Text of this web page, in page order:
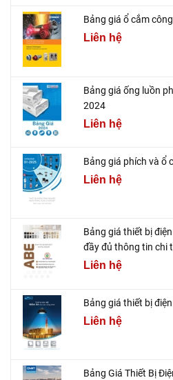
Bảng giá ổ cắm
Liên hệ
Bảng giá ống luồn
2024
Liên hệ
Bảng giá phích và ổ
Liên hệ
Bảng giá thiết bị
đầy đủ thông tin chi
Liên hệ
Bảng giá thiết bị
Liên hệ
Bảng Giá Thiết Bị